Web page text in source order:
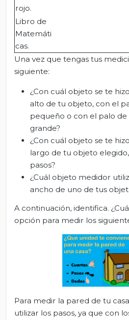
rojo.
Libro de
Matemáti
cas.
Una vez que tengas tus
siguiente:
¿Con cuál objeto se te
alto de tu objeto, con el
pequeño o con el palo de
grande?
¿Con cuál objeto se te
largo de tu objeto
pasos?
¿Cuál objeto medidor
ancho de uno de tus
A continuación, identifica.
opción para medir los
Para medir la pared de tu
utilizar los pasos, ya que con